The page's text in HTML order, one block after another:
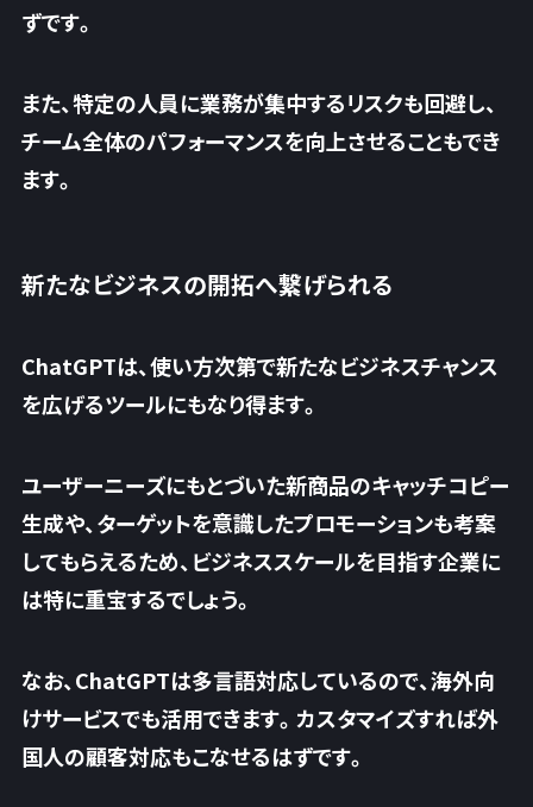
ずです。
また、特定の人員に業務が集中するリスクも回避し、
チーム全体のパフォーマンスを向上させることもでき
ます。
新たなビジネスの開拓へ繋げられる
ChatGPTは、使い方次第で新たなビジネスチャンス
を広げるツールにもなり得ます。
ユーザーニーズにもとづいた新商品のキャッチコピー
生成や、ターゲットを意識したプロモーションも考案
してもらえるため、ビジネススケールを目指す企業に
は特に重宝するでしょう。
なお、ChatGPTは多言語対応しているので、海外向
けサービスでも活用できます。 カスタマイズすれば外
国人の顧客対応もこなせるはずです。